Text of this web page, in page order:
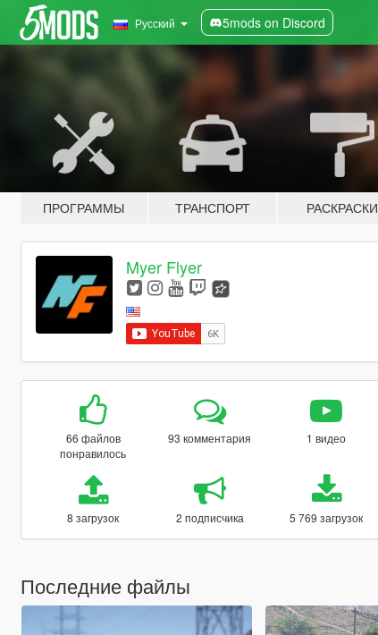
Русский 5mods on Discord
ПРОГРАММЫ ТРАНСПОРТ РАСКРАСКИ
Myer Flyer
66 файлов
понравилось
93 комментария 1 видео
8 загрузок 2 подписчика 5 769 загрузок
Последние файлы